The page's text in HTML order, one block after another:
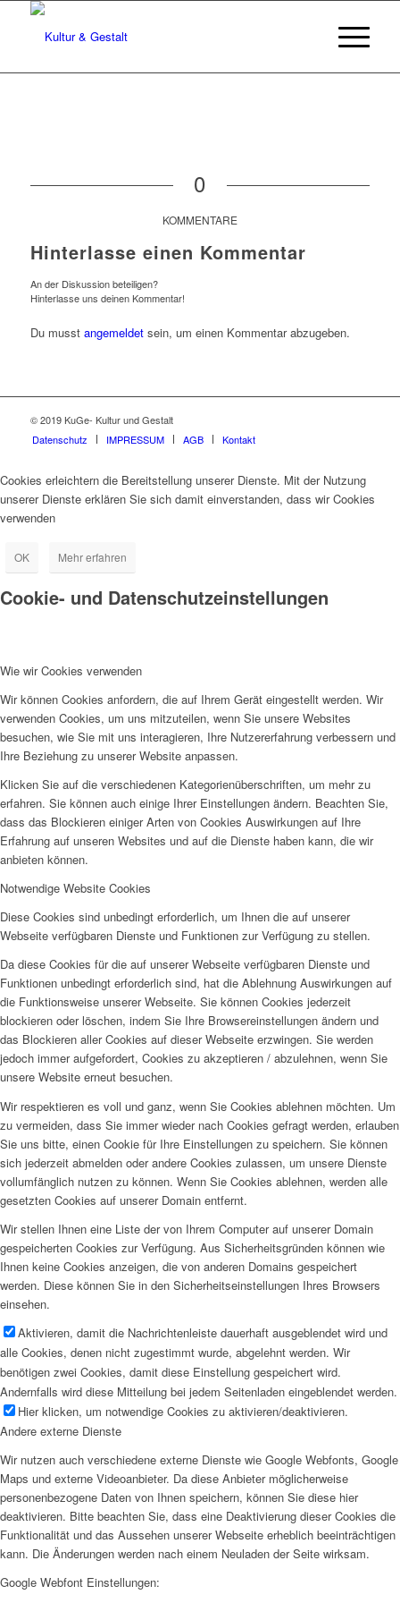
0
KOMMENTARE
Hinterlasse einen Kommentar
An der Diskussion beteiligen?
Hinterlasse uns deinen Kommentar!
Du musst angemeldetsein, um einen Kommentar abzugeben.
© 2019 KuGe- Kultur und Gestalt
Datenschutz
IMPRESSUM AGB Kontakt
Cookies erleichtern die Bereitstellung unserer Dienste. Mit der Nutzung
unserer Dienste erklären Sie sich damit einverstanden, dass wir Cookies
verwenden
OK Mehr erfahren
Cookie- und Datenschutzeinstellungen
Wie wir Cookies verwenden
Wir können Cookies anfordern, die auf Ihrem Gerät eingestellt werden. Wir
verwenden Cookies, um uns mitzuteilen, wenn Sie unsere Websites
besuchen, wie Sie mit uns interagieren, Ihre Nutzererfahrung verbessern und
Ihre Beziehung zu unserer Website anpassen.
Klicken Sie auf die verschiedenen Kategorienüberschriften, um mehr zu
erfahren. Sie können auch einige Ihrer Einstellungen ändern. Beachten Sie,
dass das Blockieren einiger Arten von Cookies Auswirkungen auf Ihre
Erfahrung auf unseren Websites und auf die Dienste haben kann, die wir
anbieten können.
Notwendige Website Cookies
Diese Cookies sind unbedingt erforderlich, um Ihnen die auf unserer
Webseite verfügbaren Dienste und Funktionen zur Verfügung zu stellen.
Da diese Cookies für die auf unserer Webseite verfügbaren Dienste und
Funktionen unbedingt erforderlich sind, hat die Ablehnung Auswirkungen auf
die Funktionsweise unserer Webseite. Sie können Cookies jederzeit
blockieren oder löschen, indem Sie Ihre Browsereinstellungen ändern und
das Blockieren aller Cookies auf dieser Webseite erzwingen. Sie werden
jedoch immer aufgefordert, Cookies zu akzeptieren / abzulehnen, wenn Sie
unsere Website erneut besuchen.
Wir respektieren es voll und ganz, wenn Sie Cookies ablehnen möchten. Um
zu vermeiden, dass Sie immer wieder nach Cookies gefragt werden, erlauben
Sie uns bitte, einen Cookie für Ihre Einstellungen zu speichern. Sie können
sich jederzeit abmelden oder andere Cookies zulassen, um unsere Dienste
vollumfänglich nutzen zu können. Wenn Sie Cookies ablehnen, werden alle
gesetzten Cookies auf unserer Domain entfernt.
Wir stellen Ihnen eine Liste der von Ihrem Computer auf unserer Domain
gespeicherten Cookies zur Verfügung. Aus Sicherheitsgründen können wie
Ihnen keine Cookies anzeigen, die von anderen Domains gespeichert
werden. Diese können Sie in den Sicherheitseinstellungen Ihres Browsers
einsehen.
Aktivieren, damit die Nachrichtenleiste dauerhaft ausgeblendet wird und
alle Cookies, denen nicht zugestimmt wurde, abgelehnt werden. Wir
benötigen zwei Cookies, damit diese Einstellung gespeichert wird.
Andernfalls wird diese Mitteilung bei jedem Seitenladen eingeblendet werden.
Hier klicken, um notwendige Cookies zu aktivieren/deaktivieren.
Andere externe Dienste
Wir nutzen auch verschiedene externe Dienste wie Google Webfonts, Google
Maps und externe Videoanbieter. Da diese Anbieter möglicherweise
personenbezogene Daten von Ihnen speichern, können Sie diese hier
deaktivieren. Bitte beachten Sie, dass eine Deaktivierung dieser Cookies die
Funktionalität und das Aussehen unserer Webseite erheblich beeinträchtigen
kann. Die Änderungen werden nach einem Neuladen der Seite wirksam.
Google Webfont Einstellungen: